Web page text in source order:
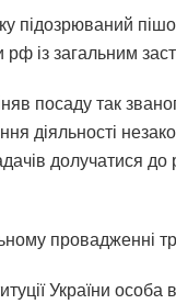
підозрюваний
рф із загальним
посаду так
діяльності
долучатися
провадженні
України